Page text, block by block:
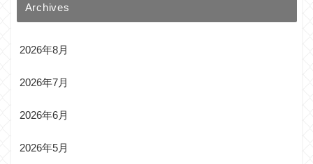
Archives
2026年8月
2026年7月
2026年6月
2026年5月